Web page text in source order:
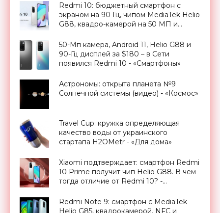
Redmi 10: бюджетный смартфон с
экраном на 90 Гц, чипом MediaTek Helio
G88, квадро-камерой на 50 МП и
«Смартфоны»
50-Мп камера, Android 11, Helio G88 и
90-Гц дисплей за $180 – в Сети
появился Redmi 10 - «Смартфоны»
Астрономы: открыта планета №9
Солнечной системы (видео) - «Космос»
Travel Cup: кружка определяющая
качество воды от украинского
стартапа H2OMetr - «Для дома»
Xiaomi подтверждает: смартфон Redmi
10 Prime получит чип Helio G88. В чем
тогда отличие от Redmi 10? -
Redmi Note 9: смартфон с MediaTek
Helio G85, квадрокамерой, NFC и